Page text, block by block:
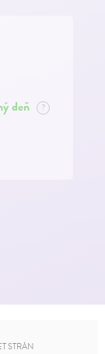
deň ?
STRÁN